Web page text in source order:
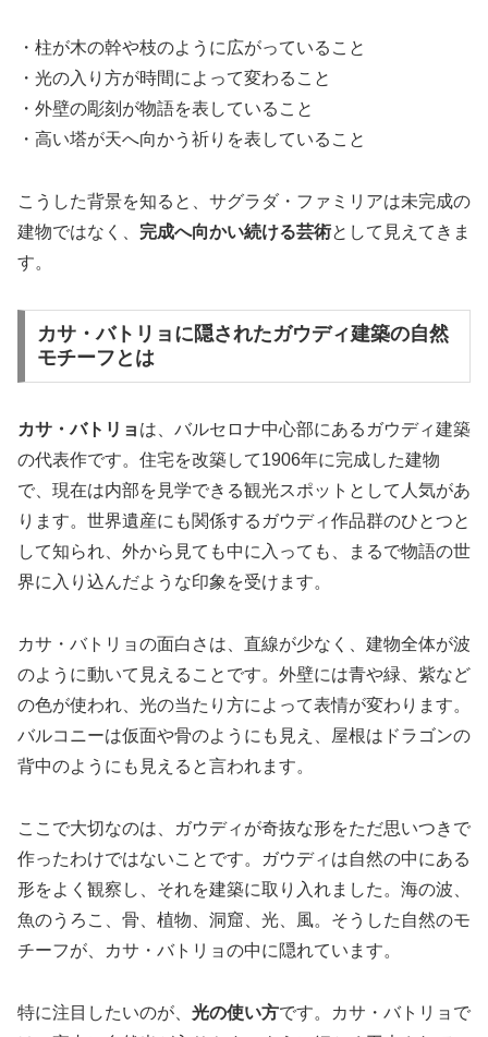
・柱が木の幹や枝のように広がっていること
・光の入り方が時間によって変わること
・外壁の彫刻が物語を表していること
・高い塔が天へ向かう祈りを表していること
こうした背景を知ると、サグラダ・ファミリアは未完成の
建物ではなく、 完成へ向かい続ける芸術として見えてきま
す。
カサ・バトリョに隠されたガウディ建築の自然
モチーフとは
カサ・バトリョ は、バルセロナ中心部にあるガウディ建築
の代表作です。住宅を改築して1906年に完成した建物
で、現在は内部を見学できる観光スポットとして人気があ
ります。世界遺産にも関係するガウディ作品群のひとつと
して知られ、外から見ても中に入っても、まるで物語の世
界に入り込んだような印象を受けます。
カサ・バトリョの面白さは、直線が少なく、建物全体が波
のように動いて見えることです。外壁には青や緑、紫など
の色が使われ、光の当たり方によって表情が変わります。
バルコニーは仮面や骨のようにも見え、屋根はドラゴンの
背中のようにも見えると言われます。
ここで大切なのは、ガウディが奇抜な形をただ思いつきで
作ったわけではないことです。ガウディは自然の中にある
形をよく観察し、それを建築に取り入れました。海の波、
魚のうろこ、骨、植物、洞窟、光、風。そうした自然のモ
チーフが、カサ・バトリョの中に隠れています。
特に注目したいのが、 光の使い方です。カサ・バトリョで